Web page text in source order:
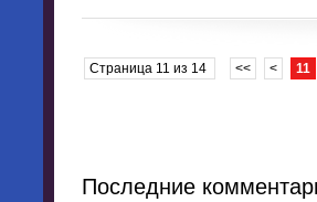
Страница 11 из 14 << < 11
Последние